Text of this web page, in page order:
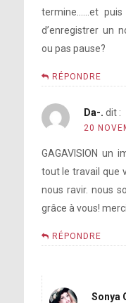
termine……et
d’enregistrer un
ou pas pause?
RÉPONDRE
Da-. dit :
20
GAGAVISION un
tout le travail que
nous ravir. nous
grâce à vous! merci
RÉPONDRE
Sonya